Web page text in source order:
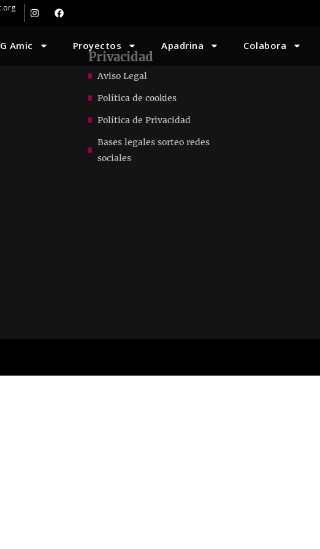
Amic Proyectos Apadrina Colabora
Privacidad
Aviso Legal
Política de cookies
Política de Privacidad
Bases legales sorteo redes
sociales